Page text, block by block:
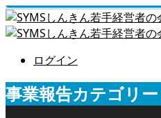
ログイン
事業報告カテゴリー